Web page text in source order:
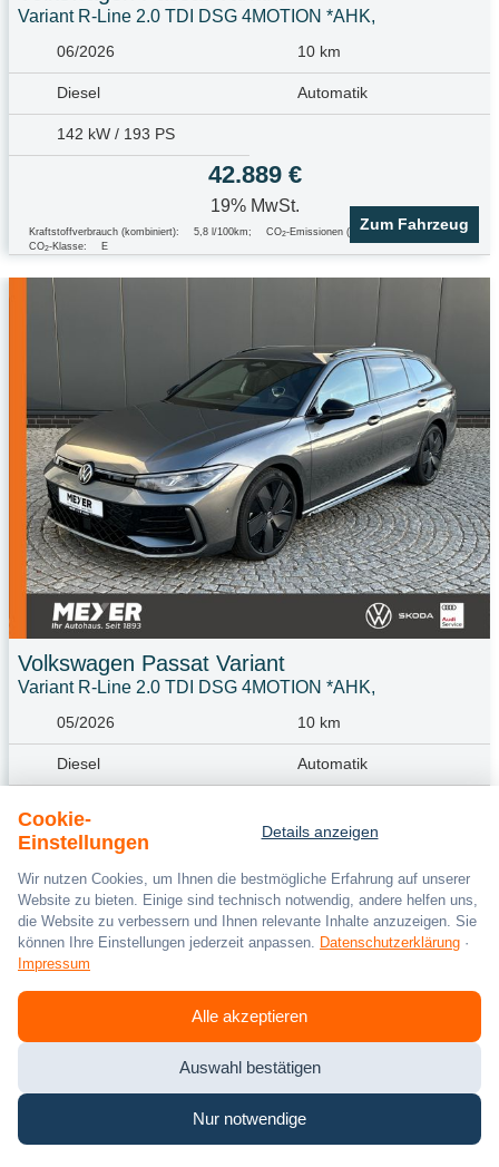
Variant R-Line 2.0 TDI DSG 4MOTION *AHK,
06/2026 10 km
Diesel Automatik
142 kW / 193 PS
42.889 €
19% MwSt.
Kraftstoffverbrauch (kombiniert): 5,8 l/100km; CO2-Emissionen (kombiniert): 153.0 g/km
CO2-Klasse: E
Zum Fahrzeug
Volkswagen Passat Variant
Variant R-Line 2.0 TDI DSG 4MOTION *AHK,
05/2026 10 km
Diesel Automatik
42.889 €
19% MwSt.
Kraftstoffverbrauch (kombiniert): 5,8 l/100km ; CO -Emissionen (kombiniert): 153.0 g/km;
CO2-Klasse: E
Zum Fahrzeug
Cookie-
Einstellungen
Details anzeigen
Wir nutzen Cookies, um Ihnen die bestmögliche Erfahrung auf unserer
Website zu bieten. Einige sind technisch notwendig, andere helfen uns,
die Website zu verbessern und Ihnen relevante Inhalte anzuzeigen. Sie
können Ihre Einstellungen jederzeit anpassen. Datenschutzerklärung ·
Impressum
Alle akzeptieren
Auswahl bestätigen
Nur notwendige